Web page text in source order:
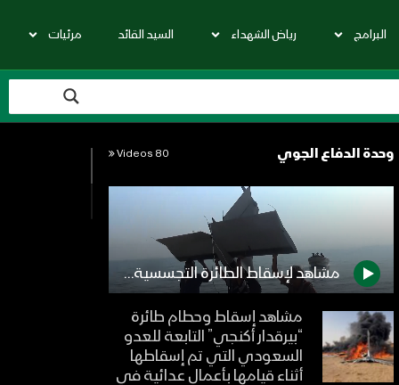
البرامج رياض الشهداء السيد القائد مرئيات
وحدة الدفاع الجوي 80 Videos
مشاهد لإسقاط الطائرة التجسسية “كارايال” في أجواء الصليف بمحافظة الحديدة
مشاهد إسقاط وحطام طائرة
“بيرقدار أكنجي” التابعة للعدو
السعودي التي تم إسقاطها
أثناء قيامها بأعمال عدائية في